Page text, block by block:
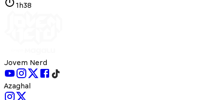
1h38
Jovem Nerd
Azaghal